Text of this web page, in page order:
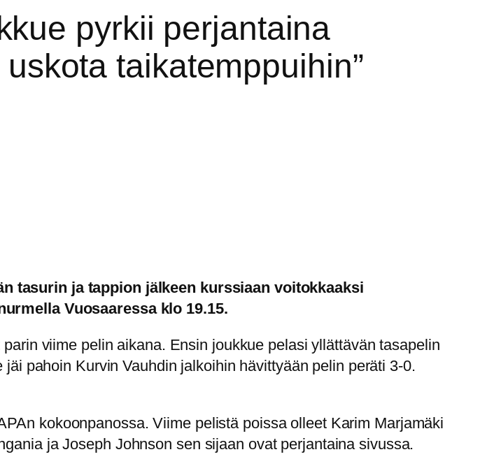
pyrkii perjantaina
taikatemppuihin”
tasurin ja tappion jälkeen kurssiaan voitokkaaksi
Vuosaaressa klo 19.15.
viime pelin aikana. Ensin joukkue pelasi yllättävän tasapelin
pahoin Kurvin Vauhdin jalkoihin hävittyään pelin peräti 3-0.
kokoonpanossa. Viime pelistä poissa olleet Karim Marjamäki
ja Joseph Johnson sen sijaan ovat perjantaina sivussa.